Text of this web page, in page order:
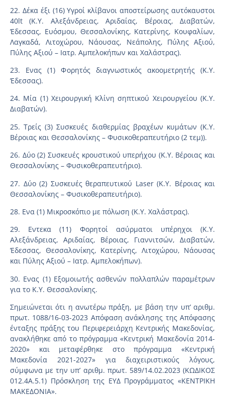
22. Δέκα έξι (16) Υγροί κλίβανοι αποστείρωσης αυτόκαυστοι
40lt (Κ.Υ. Αλεξάνδρειας, Αριδαίας, Βέροιας, Διαβατών,
Έδεσσας, Ευόσμου, Θεσσαλονίκης, Κατερίνης, Κουφαλίων,
Λαγκαδά, Λιτοχώρου, Νάουσας, Νεάπολης, Πύλης Αξιού,
Πύλης Αξιού – Ιατρ. Αμπελοκήπων και Χαλάστρας).
23. Ενας (1) Φορητός διαγνωστικός ακοομετρητής (Κ.Υ.
Έδεσσας).
24. Μία (1) Χειρουργική Κλίνη σηπτικού Χειρουργείου (Κ.Υ.
Διαβατών).
25. Τρείς (3) Συσκευές διαθερμίας βραχέων κυμάτων (Κ.Υ.
Βέροιας και Θεσσαλονίκης – Φυσικοθεραπευτήριο (2 τεμ)).
26. Δύο (2) Συσκευές κρουστικού υπερήχου (Κ.Υ. Βέροιας και
Θεσσαλονίκης – Φυσικοθεραπευτήριο).
27. Δύο (2) Συσκευές θεραπευτικού Laser (Κ.Υ. Βέροιας και
Θεσσαλονίκης – Φυσικοθεραπευτήριο).
28. Ενα (1) Μικροσκόπιο με πόλωση (Κ.Υ. Χαλάστρας).
29. Εντεκα (11) Φορητοί ασύρματοι υπέρηχοι (Κ.Υ.
Αλεξάνδρειας, Αριδαίας, Βέροιας, Γιαννιτσών, Διαβατών,
Έδεσσας, Θεσσαλονίκης, Κατερίνης, Λιτοχώρου, Νάουσας
και Πύλης Αξιού – Ιατρ. Αμπελοκήπων).
30. Ενας (1) Εξομοιωτής ασθενών πολλαπλών παραμέτρων
για το Κ.Υ. Θεσσαλονίκης.
Σημειώνεται ότι η ανωτέρω πράξη, με βάση την υπ’ αριθμ.
πρωτ. 1088/16-03-2023 Απόφαση ανάκλησης της Απόφασης
ένταξης πράξης του Περιφερειάρχη Κεντρικής Μακεδονίας,
ανακλήθηκε από το πρόγραμμα «Κεντρική Μακεδονία 2014-
2020» και μεταφέρθηκε στο πρόγραμμα «Κεντρική
Μακεδονία 2021-2027» για διαχειριστικούς λόγους,
σύμφωνα με την υπ’ αριθμ. πρωτ. 589/14.02.2023 (ΚΩΔΙΚΟΣ
012.4Α.5.1) Πρόσκληση της ΕΥΔ Προγράμματος «ΚΕΝΤΡΙΚΗ
ΜΑΚΕΔΟΝΙΑ».